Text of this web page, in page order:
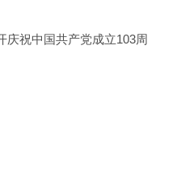
庆祝中国共产党成立103周